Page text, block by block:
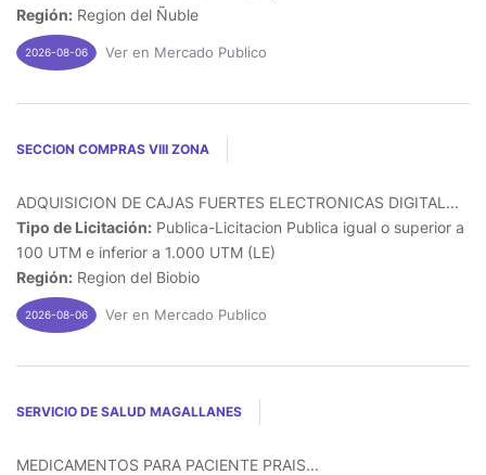
Región: Region del Ñuble
2026-08-06 Ver en Mercado Publico
SECCION COMPRAS VIII ZONA
ADQUISICION DE CAJAS FUERTES ELECTRONICAS DIGITAL...
Tipo de Licitación: Publica-Licitacion Publica igual o superior a
100 UTM e inferior a 1.000 UTM (LE)
Región: Region del Biobio
2026-08-06 Ver en Mercado Publico
SERVICIO DE SALUD MAGALLANES
MEDICAMENTOS PARA PACIENTE PRAIS...